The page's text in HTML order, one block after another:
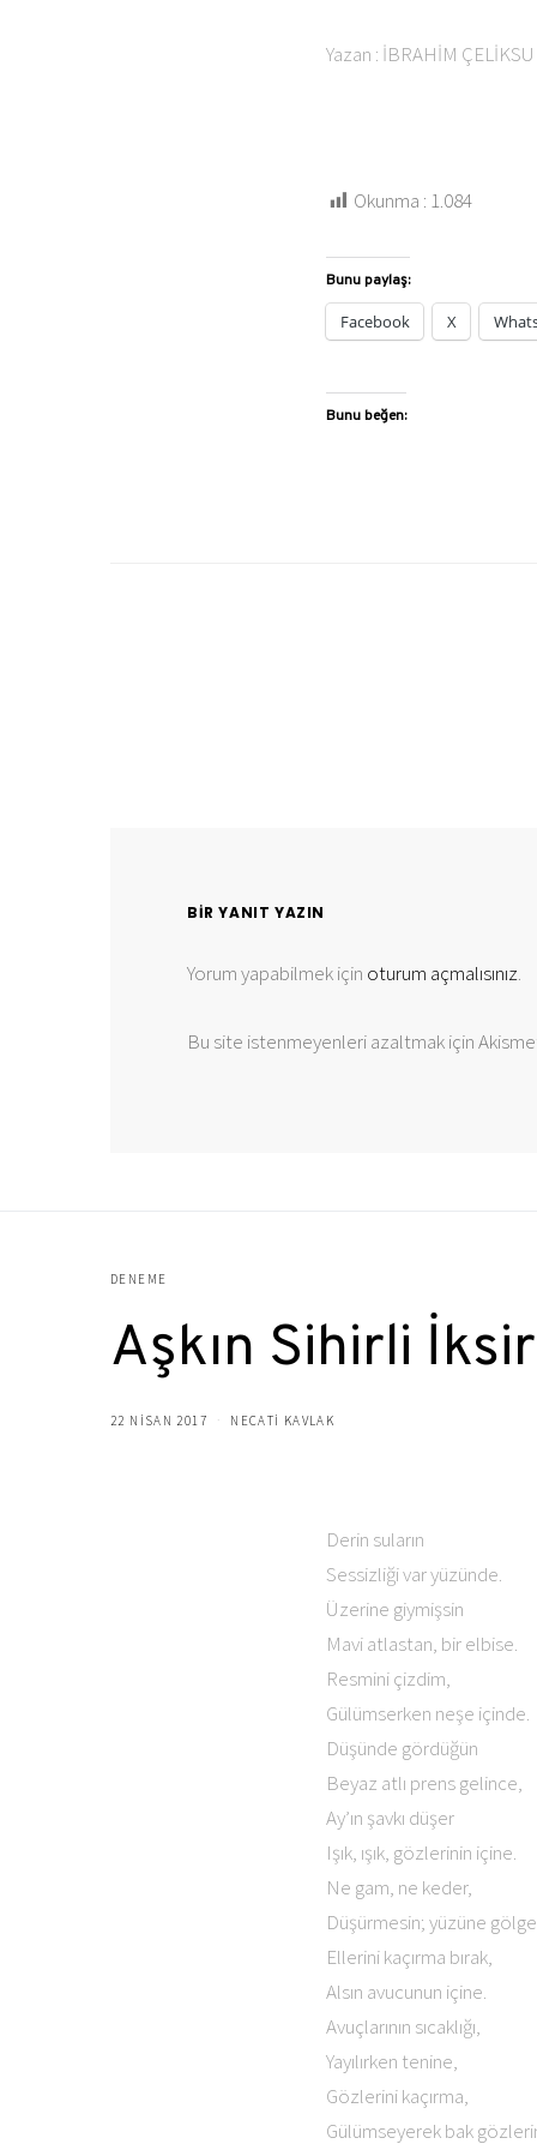
Yazan : İBRAHİM ÇELİKSU
Okunma : 1.084
Bunu paylaş:
Facebook X
Bunu beğen:
BIR YANIT YAZIN
Yorum yapabilmek için oturum açmalısınız.
Bu site istenmeyenleri azaltmak için
DENEME
Aşkın Sihirli
22 NISAN 2017 NECATİ KAVLAK
Derin suların
Sessizliği var yüzünde.
Üzerine giymişsin
Mavi atlastan, bir elbise.
Resmini çizdim,
Gülümserken neşe içinde.
Düşünde gördüğün
Beyaz atlı prens gelince,
Ay’ın şavkı düşer
Işık, ışık, gözlerinin içine.
Ne gam, ne keder,
Düşürmesin; yüzüne
Ellerini kaçırma bırak,
Alsın avucunun içine.
Avuçlarının sıcaklığı,
Yayılırken tenine,
Gözlerini kaçırma,
Gülümseyerek bak